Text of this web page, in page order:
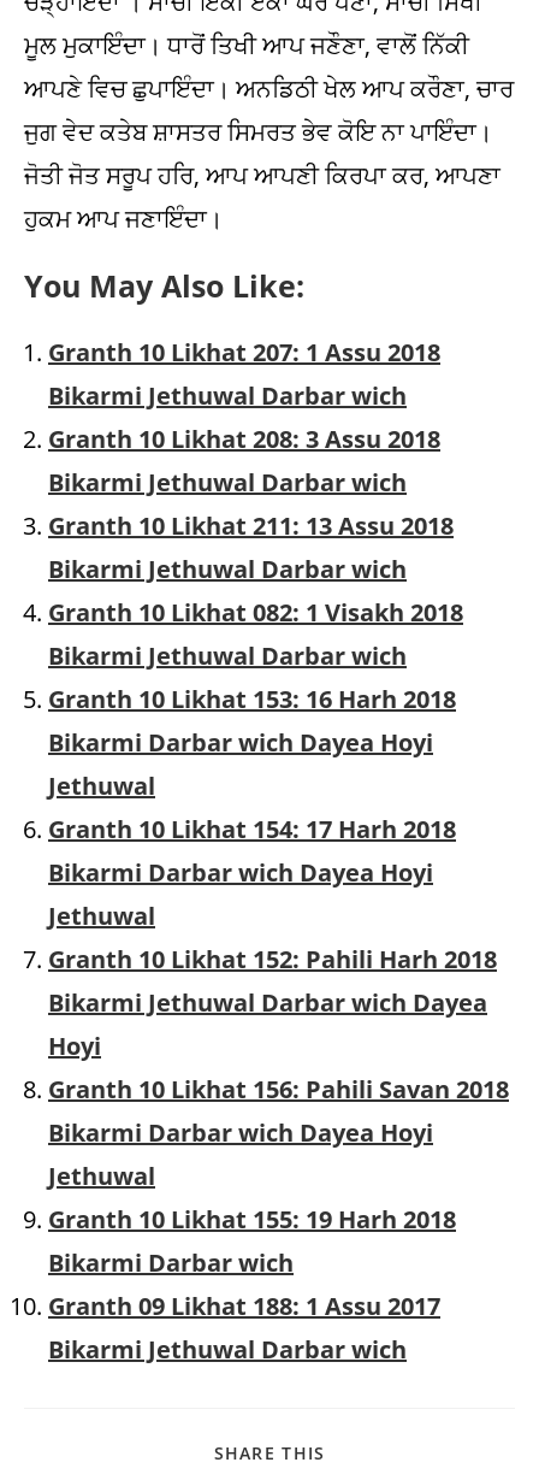
ਮੂਲ ਮੁਕਾਇੰਦਾ। ਧਾਰੋਂ ਤਿਖੀ ਆਪ ਜਣੌਣਾ, ਵਾਲੋਂ ਨਿੱਕੀ
ਆਪਣੇ ਵਿਚ ਛੁਪਾਇੰਦਾ। ਅਨਡਿਠੀ ਖੇਲ ਆਪ ਕਰੌਣਾ, ਚਾਰ
ਜੁਗ ਵੇਦ ਕਤੇਬ ਸ਼ਾਸਤਰ ਸਿਮਰਤ ਭੇਵ ਕੋਇ ਨਾ ਪਾਇੰਦਾ।
ਜੋਤੀ ਜੋਤ ਸਰੂਪ ਹਰਿ, ਆਪ ਆਪਣੀ ਕਿਰਪਾ ਕਰ, ਆਪਣਾ
ਹੁਕਮ ਆਪ ਜਣਾਇੰਦਾ।
You May Also Like:
Granth 10 Likhat 207: 1 Assu 2018
Bikarmi Jethuwal Darbar wich
Granth 10 Likhat 208: 3 Assu 2018
Bikarmi Jethuwal Darbar wich
Granth 10 Likhat 211: 13 Assu 2018
Bikarmi Jethuwal Darbar wich
Granth 10 Likhat 082: 1 Visakh 2018
Bikarmi Jethuwal Darbar wich
Granth 10 Likhat 153: 16 Harh 2018
Bikarmi Darbar wich Dayea Hoyi
Jethuwal
Granth 10 Likhat 154: 17 Harh 2018
Bikarmi Darbar wich Dayea Hoyi
Jethuwal
Granth 10 Likhat 152: Pahili Harh 2018
Bikarmi Jethuwal Darbar wich Dayea
Hoyi
Granth 10 Likhat 156: Pahili Savan 2018
Bikarmi Darbar wich Dayea Hoyi
Jethuwal
Granth 10 Likhat 155: 19 Harh 2018
Bikarmi Darbar wich
Granth 09 Likhat 188: 1 Assu 2017
Bikarmi Jethuwal Darbar wich
SHARE THIS